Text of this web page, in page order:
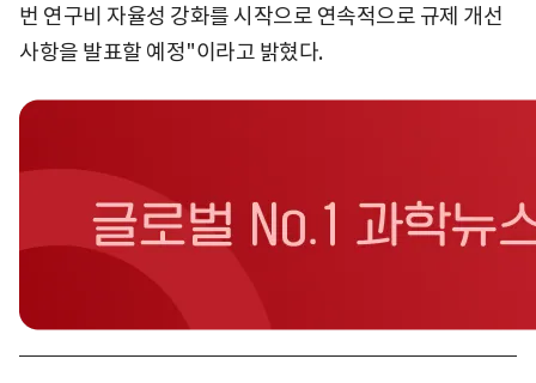
번 연구비 자율성 강화를 시작으로 연속적으로 규제 개선
사항을 발표할 예정"이라고 밝혔다.